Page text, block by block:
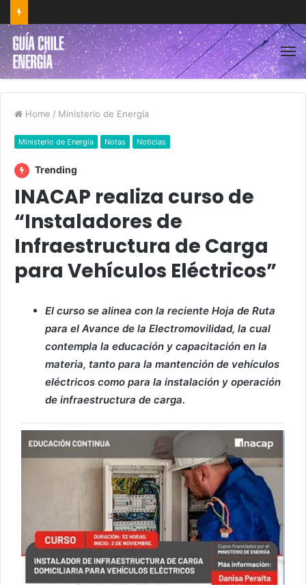
Home / Ministerio de Energía
Ministerio de Energía Notas Noticias
Trending
INACAP realiza curso de
“Instaladores de
Infraestructura de Carga
para Vehículos Eléctricos”
El curso se alinea con la reciente Hoja de Ruta
para el Avance de la Electromovilidad, la cual
contempla la educación y capacitación en la
materia, tanto para la mantención de vehículos
eléctricos como para la instalación y operación
de infraestructura de carga.